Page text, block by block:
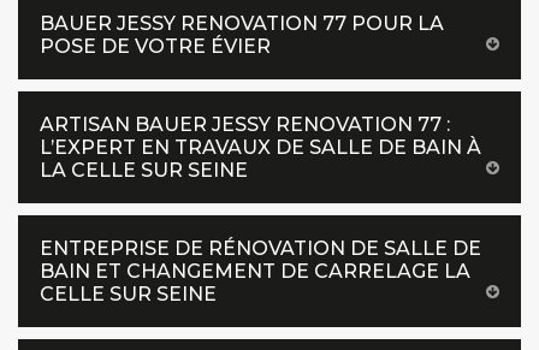
BAUER JESSY RENOVATION 77 POUR LA
POSE DE VOTRE ÉVIER
ARTISAN BAUER JESSY RENOVATION 77 :
L’EXPERT EN TRAVAUX DE SALLE DE BAIN À
LA CELLE SUR SEINE
ENTREPRISE DE RÉNOVATION DE SALLE DE
BAIN ET CHANGEMENT DE CARRELAGE LA
CELLE SUR SEINE